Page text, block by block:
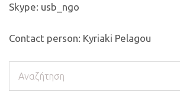
Skype: usb_ngo
Contact person: Kyriaki Pelagou